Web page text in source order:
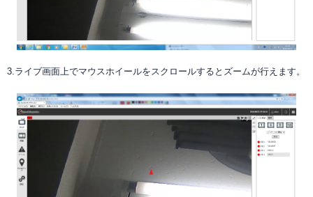
3.ライブ画面上でマウスホイールをスクロールするとズームが行えます。